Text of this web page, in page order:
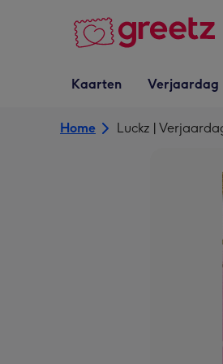
Vervolgkeuzelijst
Kaarten openen
Kaarten
Vervolgkeuzelijst
Verjaardag openen
Verjaardag
Home Luckz |